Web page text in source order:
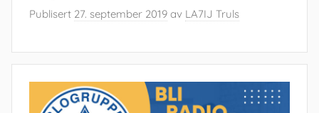
Publisert 27. september 2019 av LA7IJ Truls